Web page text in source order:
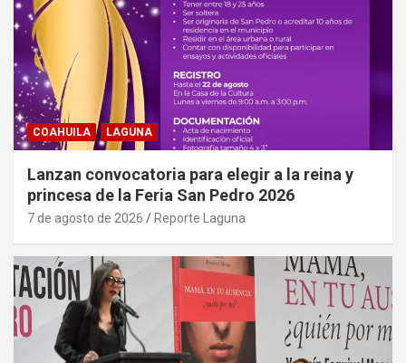
COAHUILA LAGUNA
Lanzan convocatoria para elegir a la reina y
princesa de la Feria San Pedro 2026
7 de agosto de 2026 Reporte Laguna